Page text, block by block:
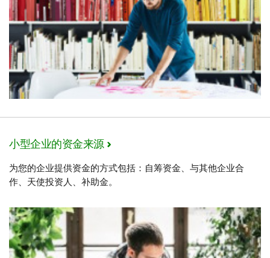
小型企业的资金来源
为您的企业提供资金的方式包括：自筹资金、与其他企业合
作、天使投资人、补助金。